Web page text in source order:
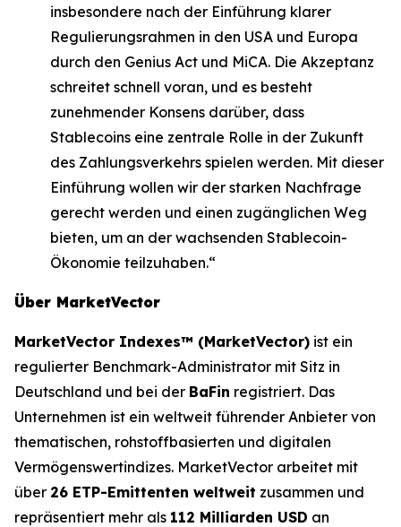
insbesondere nach der Einführung klarer
Regulierungsrahmen in den USA und Europa
durch den Genius Act und MiCA. Die Akzeptanz
schreitet schnell voran, und es besteht
zunehmender Konsens darüber, dass
Stablecoins eine zentrale Rolle in der Zukunft
des Zahlungsverkehrs spielen werden. Mit dieser
Einführung wollen wir der starken Nachfrage
gerecht werden und einen zugänglichen Weg
bieten, um an der wachsenden Stablecoin-
Ökonomie teilzuhaben.“
Über MarketVector
MarketVector Indexes™ (MarketVector) ist ein
regulierter Benchmark-Administrator mit Sitz in
Deutschland und bei der BaFin registriert. Das
Unternehmen ist ein weltweit führender Anbieter von
thematischen, rohstoffbasierten und digitalen
Vermögenswertindizes. MarketVector arbeitet mit
über 26 ETP-Emittenten weltweit zusammen und
repräsentiert mehr als 112 Milliarden USD an